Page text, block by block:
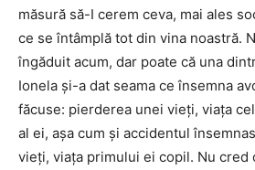
măsură să-I cerem ceva, mai ales
ce se întâmplă tot din vina noastră.
îngăduit acum, dar poate că una
Ionela și-a dat seama ce însemna
făcuse: pierderea unei vieți, viața
al ei, așa cum şi accidentul
vieți, viața primului ei copil. Nu cred